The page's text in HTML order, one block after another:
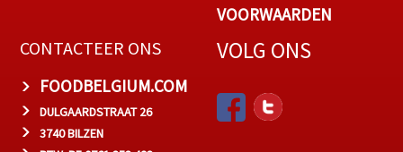
VOORWAARDEN
CONTACTEER ONS
FOODBELGIUM.COM
DULGAARDSTRAAT 26
3740 BILZEN
VOLG ONS